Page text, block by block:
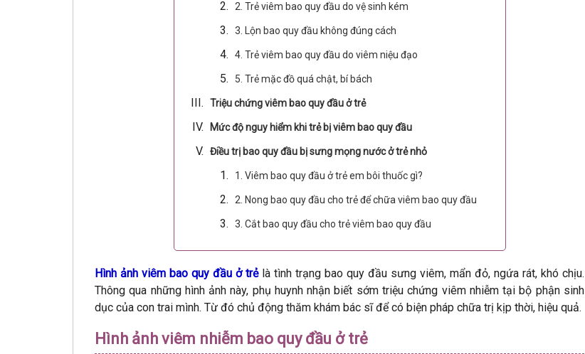
2. Trẻ viêm bao quy đầu do vệ sinh kém
3. Lộn bao quy đầu không đúng cách
4. Trẻ viêm bao quy đầu do viêm niệu đạo
5. Trẻ mặc đồ quá chật, bí bách
Triệu chứng viêm bao quy đầu ở trẻ
Mức độ nguy hiểm khi trẻ bị viêm bao quy đầu
Điều trị bao quy đầu bị sưng mọng nước ở trẻ nhỏ
1. Viêm bao quy đầu ở trẻ em bôi thuốc gì?
2. Nong bao quy đầu cho trẻ để chữa viêm bao quy đầu
3. Cắt bao quy đầu cho trẻ viêm bao quy đầu
Hình ảnh viêm bao quy đầu ở trẻlà tình trạng bao quy đầu sưng viêm, mẩn đỏ, ngứa rát, khó chịu.
Thông qua những hình ảnh này, phụ huynh nhận biết sớm triệu chứng viêm nhiễm tại bộ phận sinh
dục của con trai mình. Từ đó chủ động thăm khám bác sĩ để có biện pháp chữa trị kịp thời, hiệu quả.
Hình ảnh viêm nhiễm bao quy đầu ở trẻ